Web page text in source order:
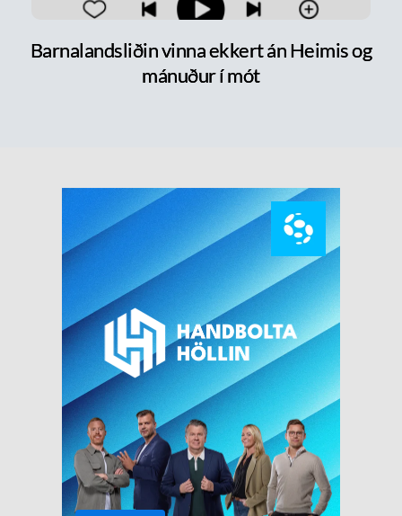
Barnalandsliðin vinna ekkert án Heimis og
mánuður í mót